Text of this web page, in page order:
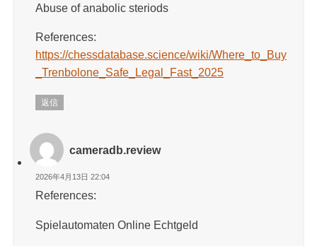
Abuse of anabolic steriods
References:
https://chessdatabase.science/wiki/Where_to_Buy
_Trenbolone_Safe_Legal_Fast_2025
返信
cameradb.review
2026年4月13日 22:04
References:
Spielautomaten Online Echtgeld